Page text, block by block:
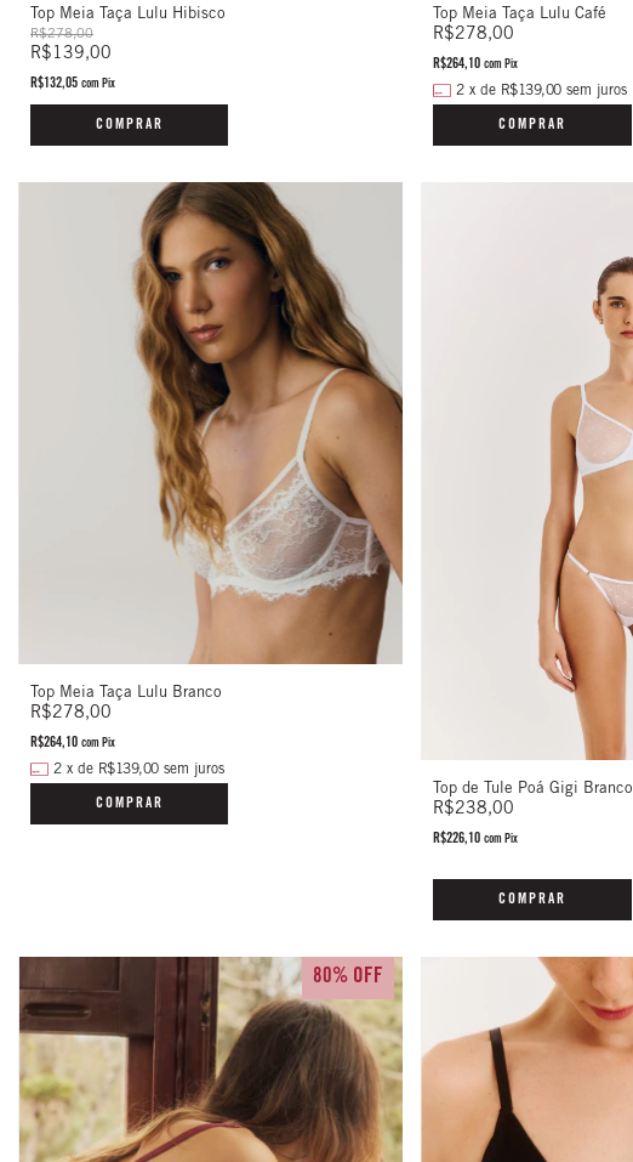
Top Meia Taça Lulu Hibisco
R$278,00
R$139,00
R$132,05 com Pix
COMPRAR
Top Meia Taça Lulu Café
R$278,00
R$264,10com Pix
2 x de R$139,00 sem juros
COMPRAR
Top Meia Taça Lulu Branco
R$278,00
R$264,10 com Pix
2 x de R$139,00 sem juros
COMPRAR
Top de Tule Poá Gigi Branco
R$238,00
R$226,10com Pix
COMPRAR
80% OFF